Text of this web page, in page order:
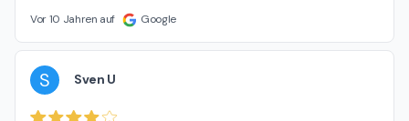
Vor 10 Jahren auf Google
S Sven U